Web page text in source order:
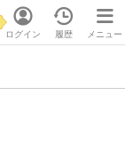
ログイン 履歴 メニュー